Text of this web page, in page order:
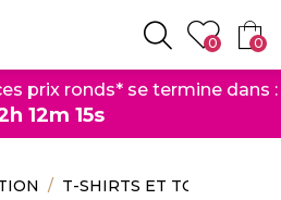
Rechercher
0 0
prix ronds* se termine dans :
12m 14s
T-SHIRTS ET TOPS